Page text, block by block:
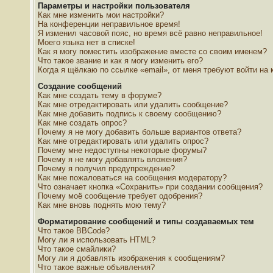
Параметры и настройки пользователя
Как мне изменить мои настройки?
На конференции неправильное время!
Я изменил часовой пояс, но время всё равно неправильное!
Моего языка нет в списке!
Как я могу поместить изображение вместе со своим именем?
Что такое звание и как я могу изменить его?
Когда я щёлкаю по ссылке «email», от меня требуют войти на
Создание сообщений
Как мне создать тему в форуме?
Как мне отредактировать или удалить сообщение?
Как мне добавить подпись к своему сообщению?
Как мне создать опрос?
Почему я не могу добавить больше вариантов ответа?
Как мне отредактировать или удалить опрос?
Почему мне недоступны некоторые форумы?
Почему я не могу добавлять вложения?
Почему я получил предупреждение?
Как мне пожаловаться на сообщения модератору?
Что означает кнопка «Сохранить» при создании сообщения?
Почему моё сообщение требует одобрения?
Как мне вновь поднять мою тему?
Форматирование сообщений и типы создаваемых тем
Что такое BBCode?
Могу ли я использовать HTML?
Что такое смайлики?
Могу ли я добавлять изображения к сообщениям?
Что такое важные объявления?